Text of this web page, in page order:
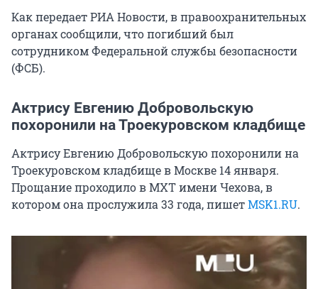
Как передает РИА Новости, в правоохранительных
органах сообщили, что погибший был
сотрудником Федеральной службы безопасности
(ФСБ).
Актрису Евгению Добровольскую
похоронили на Троекуровском кладбище
Актрису Евгению Добровольскую похоронили на
Троекуровском кладбище в Москве 14 января.
Прощание проходило в МХТ имени Чехова, в
котором она прослужила 33 года, пишетMSK1.RU.